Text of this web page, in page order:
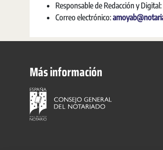
Responsable de Redacción y Digital:
Correo electrónico:
Más información